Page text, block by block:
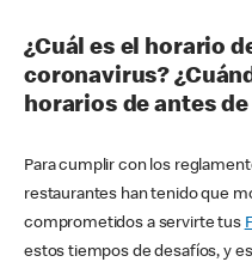
¿Cuál es el horario
coronavirus?
horarios de antes
Para cumplir con los
restaurantes han tenido que
comprometidos a servirte tus
estos tiempos de desafíos, y